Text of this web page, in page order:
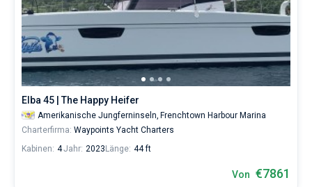
Elba 45 | The Happy Heifer
Amerikanische Jungferninseln, Frenchtown Harbour Marina
Charterfirma: Waypoints Yacht Charters
Kabinen: 4Jahr: 2023 Länge: 44 ft
Von €7861